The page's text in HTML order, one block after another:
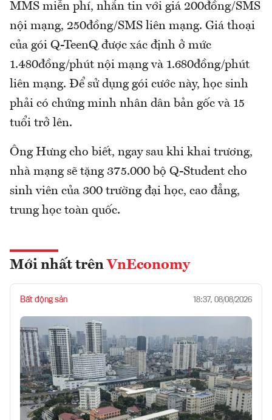
MMS miễn phí, nhắn tin với giá 200đồng/SMS
nội mạng, 250đồng/SMS liên mạng. Giá thoại
của gói Q-TeenQ được xác định ở mức
1.480đồng/phút nội mạng và 1.680đồng/phút
liên mạng. Để sử dụng gói cước này, học sinh
phải có chứng minh nhân dân bản gốc và 15
tuổi trở lên.
Ông Hưng cho biết, ngay sau khi khai trương,
nhà mạng sẽ tặng 375.000 bộ Q-Student cho
sinh viên của 300 trường đại học, cao đẳng,
trung học toàn quốc.
Mới nhất trên VnEconomy
Bất động sản 18:37, 08/08/2026